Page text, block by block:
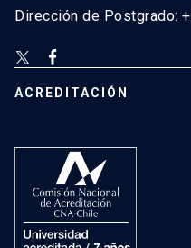
Dirección de Postgrado:
ACREDITACIÓN